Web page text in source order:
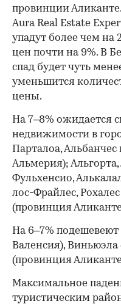
провинции
Aura Real Estate
упадут более чем на
цен почти на 9%. В
спад будет чуть
уменьшится
цены.
На 7–8% ожидается
недвижимости в
Парталоа,
Альмерия);
Фульхенсио,
лос-Фрайлес,
(провинция
На 6–7%
Валенсия),
(провинция
Максимальное
туристическим